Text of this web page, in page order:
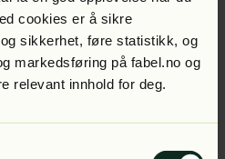
cookies er å sikre
sikkerhet, føre statistikk, og
markedsføring på fabel.no og
relevant innhold for deg.